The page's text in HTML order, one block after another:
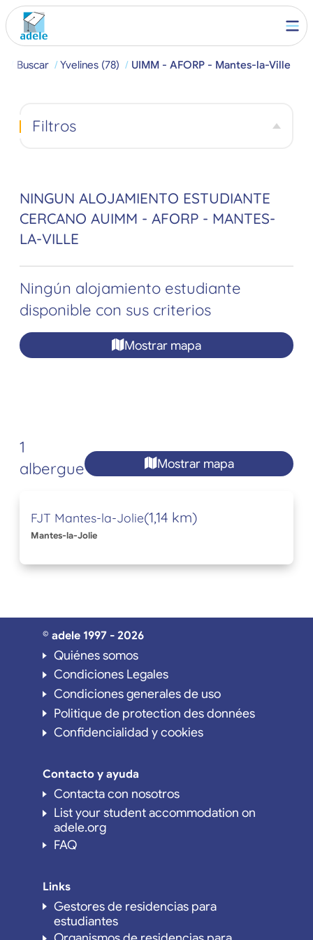
Buscar Yvelines (78) UIMM - AFORP - Mantes-la-Ville
NINGUN ALOJAMIENTO ESTUDIANTE
CERCANO AUIMM - AFORP - MANTES-
LA-VILLE
Ningún alojamiento estudiante
disponible con sus criterios
Mostrar mapa
1
albergue
Mostrar mapa
FJT Mantes-la-Jolie(1,14 km)
Mantes-la-Jolie
Filtros
© adele 1997 - 2026
Quiénes somos
Condiciones Legales
Condiciones generales de uso
Politique de protection des données
Confidencialidad y cookies
Contacto y ayuda
Contacta con nosotros
List your student accommodation on
adele.org
FAQ
Links
Gestores de residencias para
estudiantes